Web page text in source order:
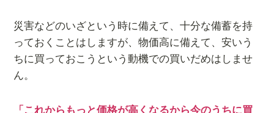
災害などのいざという時に備えて、十分な備蓄を持
っておくことはしますが、物価高に備えて、安いう
ちに買っておこうという動機での買いだめはしませ
ん。
「これからもっと価格が高くなるから今のうちに買